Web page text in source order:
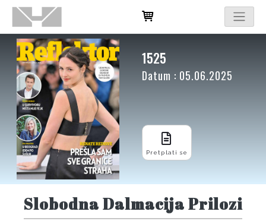
1525
Datum : 05.06.2025
Pretplati se
Slobodna Dalmacija Prilozi